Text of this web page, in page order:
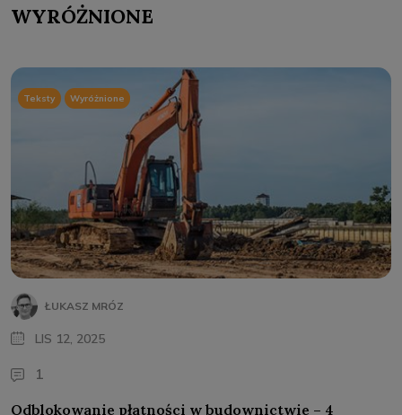
WYRÓŻNIONE
Teksty Wyróżnione
ŁUKASZ MRÓZ
LIS 12, 2025
1
Odblokowanie płatności w budownictwie – 4